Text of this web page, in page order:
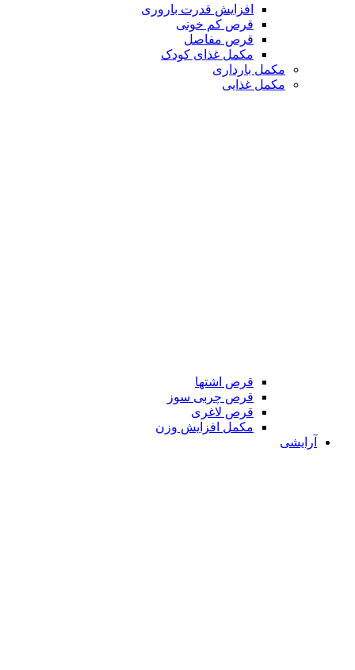
افزایش قدرت باروری
قرص کم خونی
قرص مفاصل
مکمل غذای کودک
مکمل بارداری
مکمل غذایی
قرص اشتها
قرص چربی سوز
قرص لاغری
مکمل افزایش وزن
آرایشی